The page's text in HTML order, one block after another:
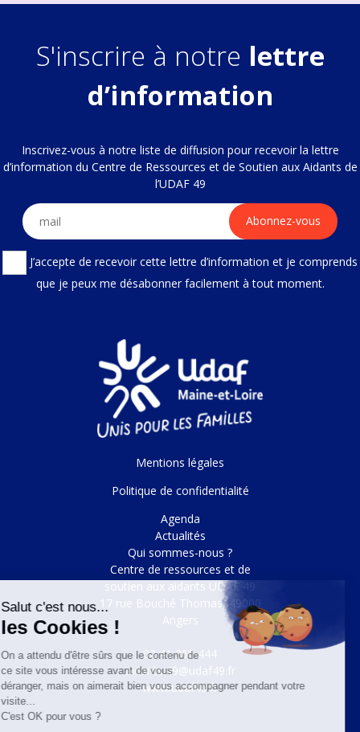
S'inscrire à notre lettre
d’information
Inscrivez-vous à notre liste de diffusion pour recevoir la lettre
d’information du Centre de Ressources et de Soutien aux Aidants de
l’UDAF 49
J’accepte de recevoir cette lettre d’information et je comprends
que je peux me désabonner facilement à tout moment.
Mentions légales
Politique de confidentialité
Agenda
Actualités
Qui sommes-nous ?
Centre de ressources et de
soutien aux aidants UDAF 49
17 rue Bouché Thomas, 49000
Angers
02 41 360 444
aidants.49@udaf49.fr
www.udaf49.fr